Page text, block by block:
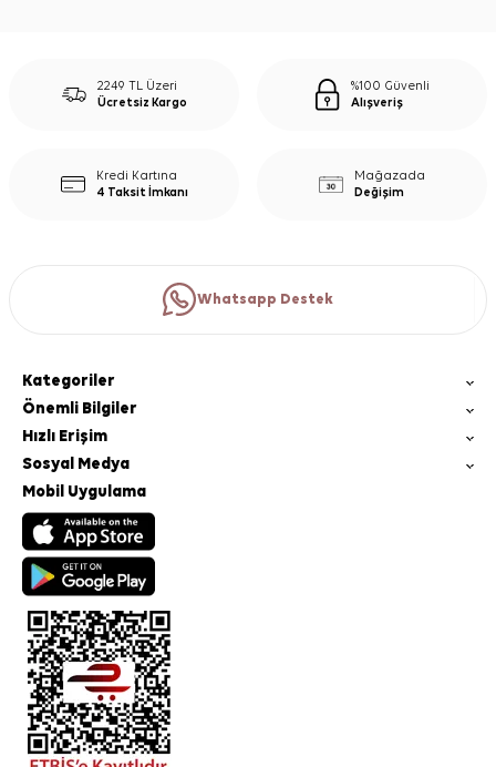
2249 TL Üzeri
Ücretsiz Kargo
%100 Güvenli
Alışveriş
Kredi Kartına
4 Taksit İmkanı
Mağazada
Değişim
Whatsapp Destek
Kategoriler
Önemli Bilgiler
Hızlı Erişim
Sosyal Medya
Mobil Uygulama